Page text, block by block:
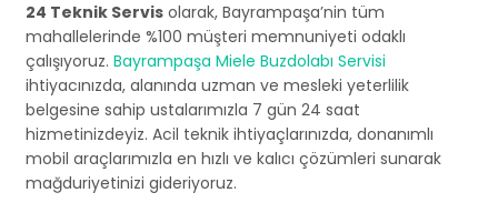
24 Teknik Servis olarak, Bayrampaşa’nin tüm
mahallelerinde %100 müşteri memnuniyeti odaklı
çalışıyoruz. Bayrampaşa Miele Buzdolabı Servisi
ihtiyacınızda, alanında uzman ve mesleki yeterlilik
belgesine sahip ustalarımızla 7 gün 24 saat
hizmetinizdeyiz. Acil teknik ihtiyaçlarınızda, donanımlı
mobil araçlarımızla en hızlı ve kalıcı çözümleri sunarak
mağduriyetinizi gideriyoruz.